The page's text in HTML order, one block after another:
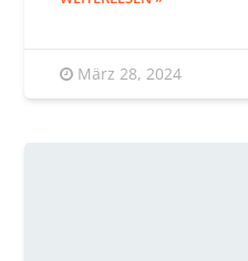
März 28, 2024